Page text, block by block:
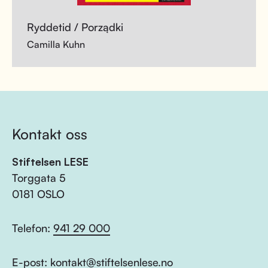
Ryddetid / Porządki
Camilla Kuhn
Kontakt oss
Stiftelsen LESE
Torggata 5
0181 OSLO
Telefon: 941 29 000
E-post: kontakt@stiftelsenlese.no